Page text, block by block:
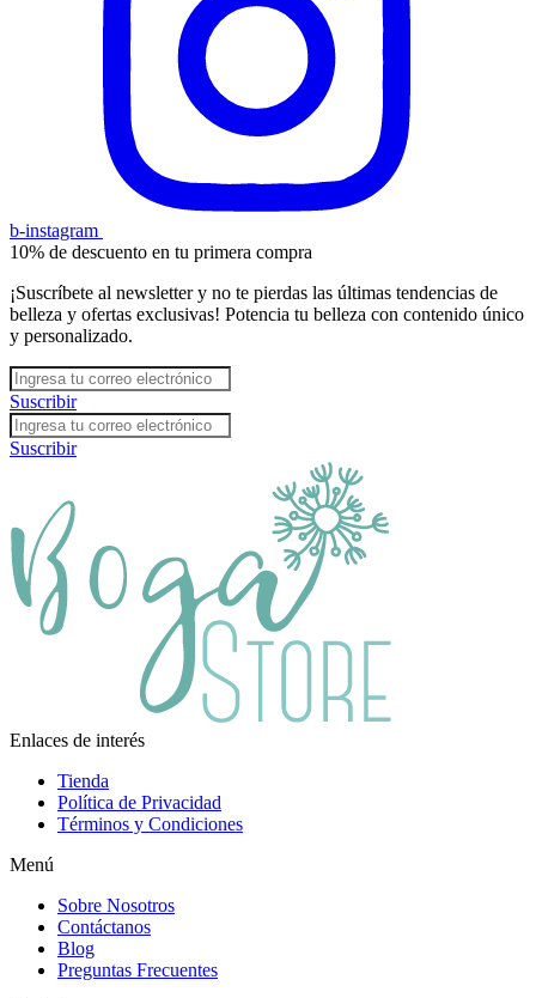
b-instagram
10% de descuento en tu primera compra
¡Suscríbete al newsletter y no te pierdas las últimas tendencias de
belleza y ofertas exclusivas! Potencia tu belleza con contenido único
y personalizado.
Suscribir
Suscribir
Enlaces de interés
Tienda
Política de Privacidad
Términos y Condiciones
Menú
Sobre Nosotros
Contáctanos
Blog
Preguntas Frecuentes